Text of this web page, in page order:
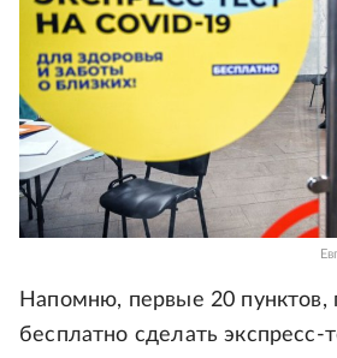
Напомню, первые 20 пунктов,
бесплатно сделать экспресс-